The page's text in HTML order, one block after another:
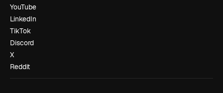
YouTube
LinkedIn
TikTok
Discord
X
Reddit